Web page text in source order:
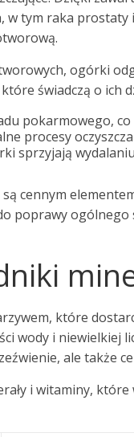
tym raka prostaty
ogórki
świadczą o ich
pokarmowego,
procesy
sprzyjają
cennym
poprawy
które
wody i niewielkiej
ale także
i witaminy,